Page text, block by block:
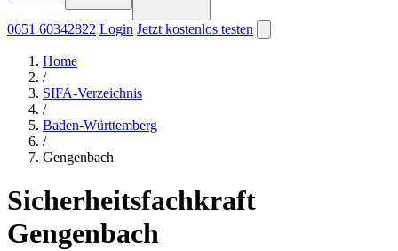
0651 60342822 Login Jetzt kostenlos testen
Home
/
SIFA-Verzeichnis
/
Baden-Württemberg
/
Gengenbach
Sicherheitsfachkraft
Gengenbach